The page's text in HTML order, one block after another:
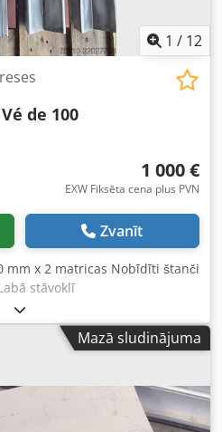
pārbaudīt visus būtiskos
1 / 12
Vé de 100
1 000 €
EXW Fiksēta cena plus PVN
Zvanīt
mm x 2 matricas Nobīdīti štanči
stāvoklī
Mazā sludinājuma